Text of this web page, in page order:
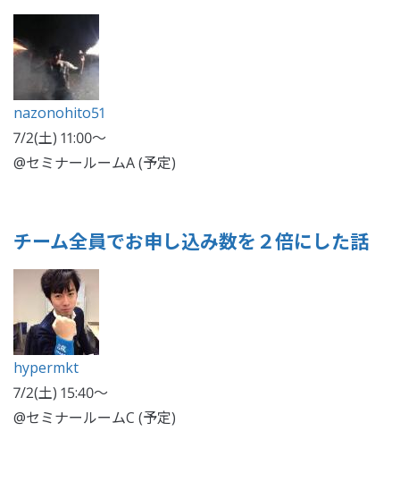
nazonohito51
7/2(土) 11:00〜
@セミナールームA (予定)
チーム全員でお申し込み数を２倍にした話
hypermkt
7/2(土) 15:40〜
@セミナールームC (予定)